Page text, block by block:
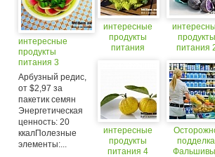
интересные
продукты
питания 3
Арбузный редис,
от $2,97 за
пакетик семян
Энергетическая
ценность: 20
ккалПолезные
элементы:...
интересные
продукты
питания
интересные
продукты
питания 4
продукты
питания